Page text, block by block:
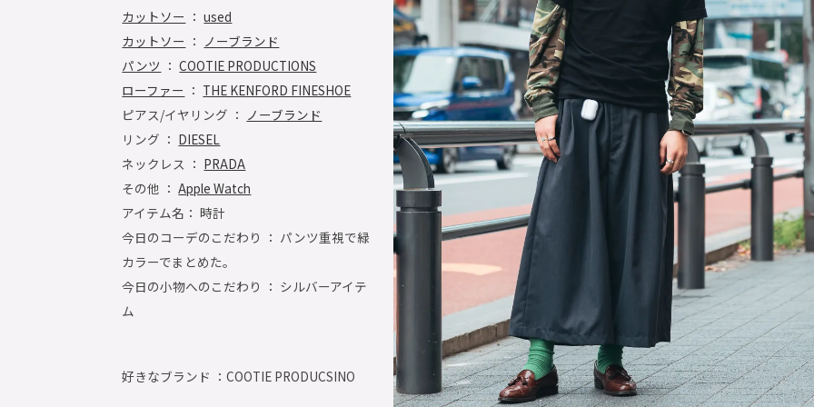
カットソー ：used
カットソー ： ノーブランド
パンツ ：COOTIE PRODUCTIONS
ローファー ： THE KENFORD FINESHOE
ピアス/イヤリング ： ノーブランド
リング ： DIESEL
ネックレス ： PRADA
その他 ：Apple Watch
アイテム名： 時計
今日のコーデのこだわり ： パンツ重視で緑
カラーでまとめた。
今日の小物へのこだわり ： シルバーアイテ
ム
好きなブランド ：COOTIE PRODUCSINO